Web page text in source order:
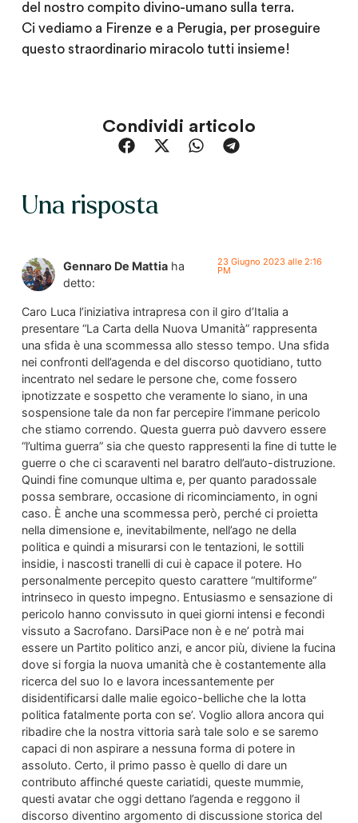
del nostro compito divino-umano sulla terra.
Ci vediamo a Firenze e a Perugia, per proseguire
questo straordinario miracolo tutti insieme!
Condividi articolo
Una risposta
Gennaro De Mattia ha
detto:
23 Giugno 2023 alle 2:16
PM
Caro Luca l’iniziativa intrapresa con il giro d’Italia a
presentare “La Carta della Nuova Umanità” rappresenta
una sfida è una scommessa allo stesso tempo. Una sfida
nei confronti dell’agenda e del discorso quotidiano, tutto
incentrato nel sedare le persone che, come fossero
ipnotizzate e sospetto che veramente lo siano, in una
sospensione tale da non far percepire l’immane pericolo
che stiamo correndo. Questa guerra può davvero essere
“l’ultima guerra” sia che questo rappresenti la fine di tutte le
guerre o che ci scaraventi nel baratro dell’auto-distruzione.
Quindi fine comunque ultima e, per quanto paradossale
possa sembrare, occasione di ricominciamento, in ogni
caso. È anche una scommessa però, perché ci proietta
nella dimensione e, inevitabilmente, nell’ago ne della
politica e quindi a misurarsi con le tentazioni, le sottili
insidie, i nascosti tranelli di cui è capace il potere. Ho
personalmente percepito questo carattere “multiforme”
intrinseco in questo impegno. Entusiasmo e sensazione di
pericolo hanno convissuto in quei giorni intensi e fecondi
vissuto a Sacrofano. DarsiPace non è e ne’ potrà mai
essere un Partito politico anzi, e ancor più, diviene la fucina
dove si forgia la nuova umanità che è costantemente alla
ricerca del suo Io e lavora incessantemente per
disidentificarsi dalle malie egoico-belliche che la lotta
politica fatalmente porta con se’. Voglio allora ancora qui
ribadire che la nostra vittoria sarà tale solo e se saremo
capaci di non aspirare a nessuna forma di potere in
assoluto. Certo, il primo passo è quello di dare un
contributo affinché queste cariatidi, queste mummie,
questi avatar che oggi dettano l’agenda e reggono il
discorso diventino argomento di discussione storica del